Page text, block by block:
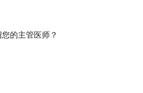
的主管医师？